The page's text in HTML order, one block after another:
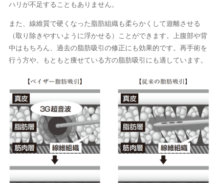
ハリが不足することもありません。
また、線維質で硬くなった脂肪組織も柔らかくして遊離させる
（取り除きやすいように浮かせる）ことができます。上腹部や背
中はもちろん、過去の脂肪吸引の修正にも効果的です。再手術を
行う方や、もともと痩せている方の脂肪吸引にも適しています。